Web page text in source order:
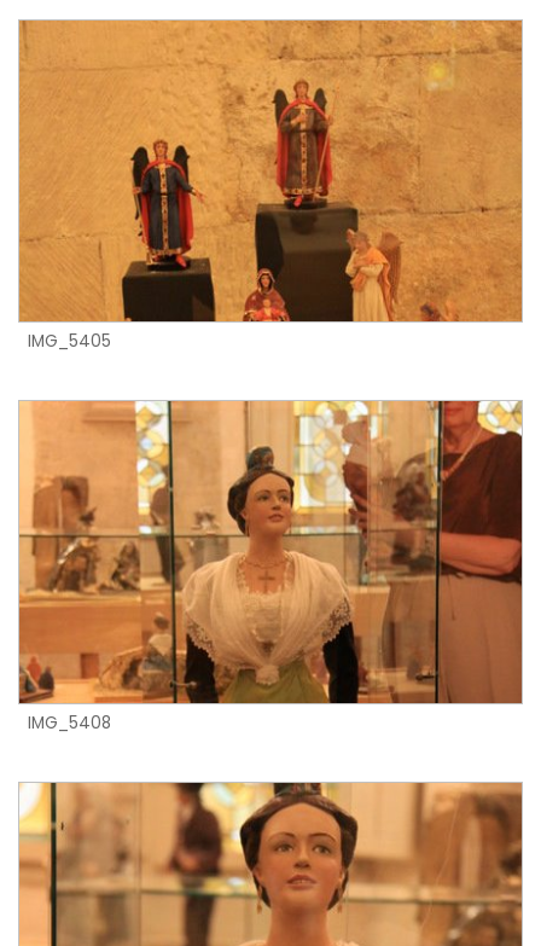
IMG_5405
IMG_5408